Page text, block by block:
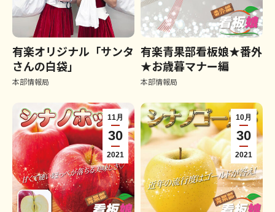
有楽オリジナル「サンタ
さんの白袋」
本部情報局
有楽青果部看板娘★番外
★お歳暮マナー編
本部情報局
11月
30
2021
10月
30
2021